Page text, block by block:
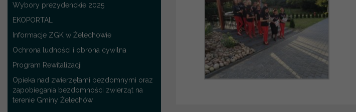
Wybory prezydenckie 2025
EKOPORTAL
Informacje ZGK w Żelechowie
Ochrona ludności i obrona cywilna
Program Rewitalizacji
Opieka nad zwierzętami bezdomnymi oraz
zapobiegania bezdomności zwierząt na
terenie Gminy Żelechów